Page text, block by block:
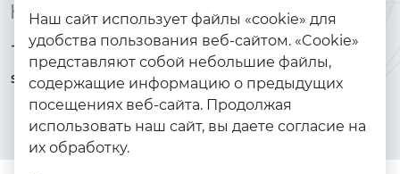
Контакты
+7 (925) 144-64-73
serebryanyye.grani@mail.ru
Каталог
Браслеты
Золото
Серебро
Наш сайт использует файлы «cookie» для
удобства пользования веб-сайтом. «Cookie»
представляют собой небольшие файлы,
содержащие информацию о предыдущих
посещениях веб-сайта. Продолжая
использовать наш сайт, вы даете согласие на
их обработку.